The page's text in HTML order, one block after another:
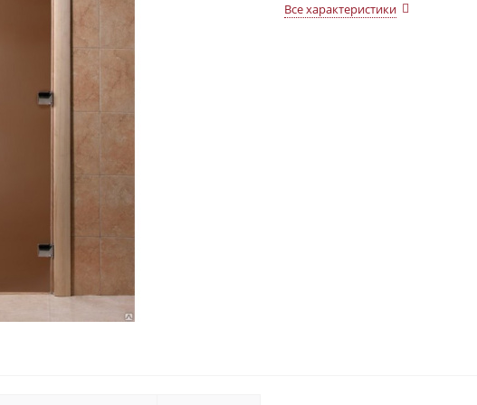
Все характеристики